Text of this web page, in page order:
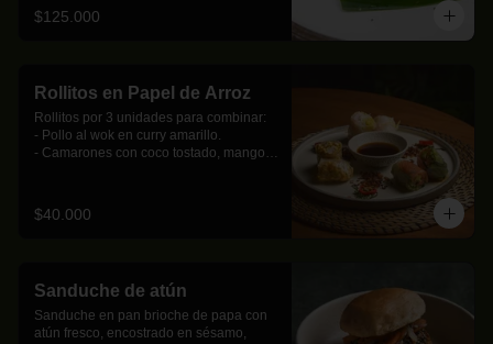
$125.000
Rollitos en Papel de Arroz
Rollitos por 3 unidades para combinar:
- Pollo al wok en curry amarillo.
- Camarones con coco tostado, mango
aguacate y albahaca thai.
- Palmitos de cangrejo con coco tostado,
$40.000
Sanduche de atún
Sanduche en pan brioche de papa con
atún fresco, encostrado en sésamo,